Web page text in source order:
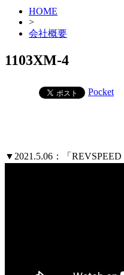
HOME
>
会社概要
1103XM-4
Pocket
▼2021.5.06：「REVSPEED